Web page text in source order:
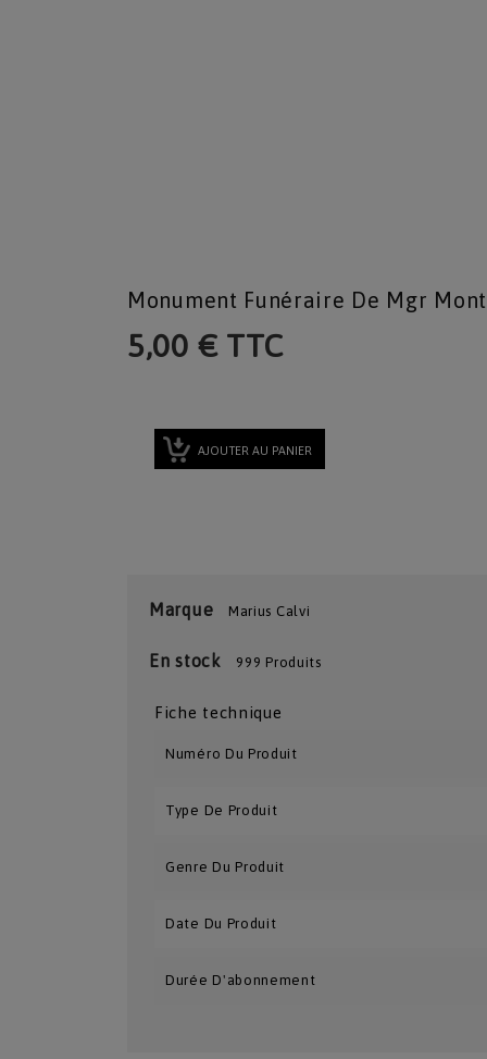
Monument Funéraire De Mgr
5,00 € TTC
AJOUTER AU PANIER
Marque Marius Calvi
En stock 999 Produits
Fiche technique
Numéro Du Produit
Type De Produit
Genre Du Produit
Date Du Produit
Durée D'abonnement